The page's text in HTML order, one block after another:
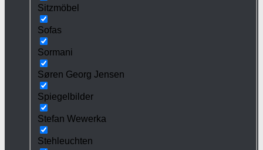
Sitzmöbel
Sofas
Sormani
Søren Georg Jensen
Spiegelbilder
Stefan Wewerka
Stehleuchten